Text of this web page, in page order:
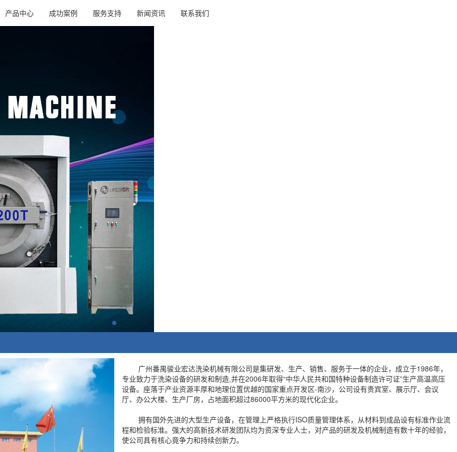
产品中心 成功案例 服务支持 新闻资讯 联系我们
广州番禺骏业宏达洗染机械有限公司是集研发、生产、销售、服务于一体的企业，成立于1986年，
专业致力于洗染设备的研发和制造,并在2006年取得“中华人民共和国特种设备制造许可证”生产高温高压
设备。座落于产业资源丰厚和地理位置优越的国家重点开发区-南沙，公司设有贵宾室、展示厅、会议
厅、办公大楼、生产厂房，占地面积超过86000平方米的现代化企业。
拥有国外先进的大型生产设备，在管理上严格执行ISO质量管理体系，从材料到成品设有标准作业流
程和检验标准。强大的高新技术研发团队均为资深专业人士，对产品的研发及机械制造有数十年的经验，
使公司具有核心竟争力和持续创新力。